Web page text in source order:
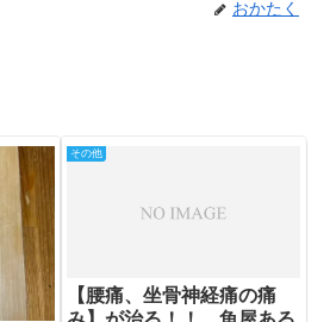
おかたく
その他
【腰痛、坐骨神経痛の痛